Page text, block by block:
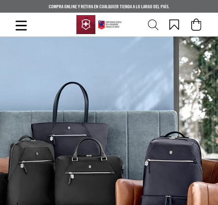
COMPRA ONLINE Y RETIRA EN CUALQUIER TIENDA A LO LARGO DEL PAÍS.